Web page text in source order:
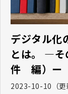
デジタル化
とは。 ―そ
件 編）ー
2023-10-10 （